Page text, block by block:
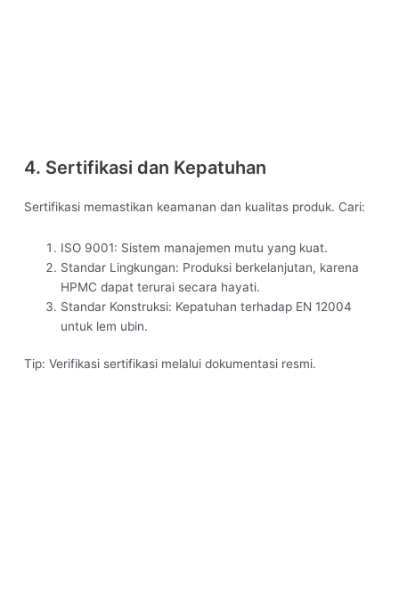
4. Sertifikasi dan Kepatuhan
Sertifikasi memastikan keamanan dan kualitas produk. Cari:
ISO 9001: Sistem manajemen mutu yang kuat.
Standar Lingkungan: Produksi berkelanjutan, karena
HPMC dapat terurai secara hayati.
Standar Konstruksi: Kepatuhan terhadap EN 12004
untuk lem ubin.
Tip: Verifikasi sertifikasi melalui dokumentasi resmi.